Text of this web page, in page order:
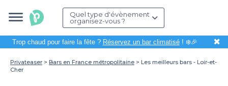
Quel type d'évènement
organisez-vous ?
Trop chaud pour faire la fête ? Réservez un bar climatisé! ❄️🎉 ✖
Privateaser Bars en France métropolitaine
Les meilleurs bars - Loir-et-
Cher